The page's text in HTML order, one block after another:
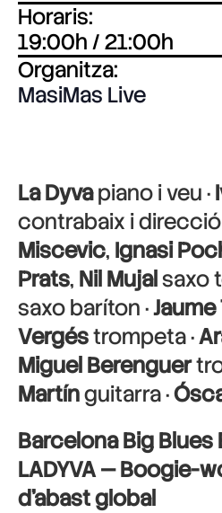
Horaris:
19:00h / 21:00h
Organitza:
MasiMas Live
La Dyvapiano i veu ·
contrabaix i direcció
Miscevic, Ignasi
Prats, Nil Mujalsaxo
saxo baríton ·
Vergéstrompeta ·
Miguel Berenguer
Martínguitarra ·
Barcelona Big Blues
LADYVA — Boogie-
d’abast global